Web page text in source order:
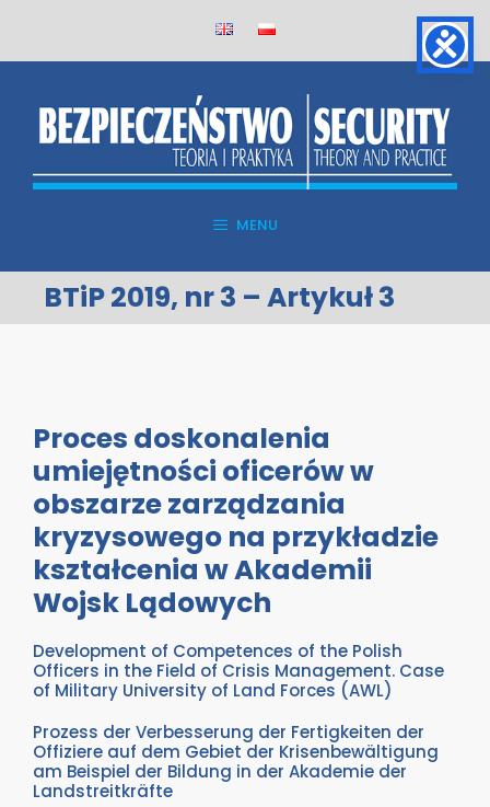
MENU
BTiP 2019, nr 3 – Artykuł 3
Proces doskonalenia
umiejętności oficerów w
obszarze zarządzania
kryzysowego na przykładzie
kształcenia w Akademii
Wojsk Lądowych
Development of Competences of the Polish
Officers in the Field of Crisis Management. Case
of Military University of Land Forces (AWL)
Prozess der Verbesserung der Fertigkeiten der
Offiziere auf dem Gebiet der Krisenbewältigung
am Beispiel der Bildung in der Akademie der
Landstreitkräfte